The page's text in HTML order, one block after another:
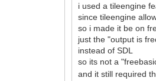
i used a tileengine
since tileengine
so i made it be on
just the "output is
instead of SDL
so its not a
and it still required